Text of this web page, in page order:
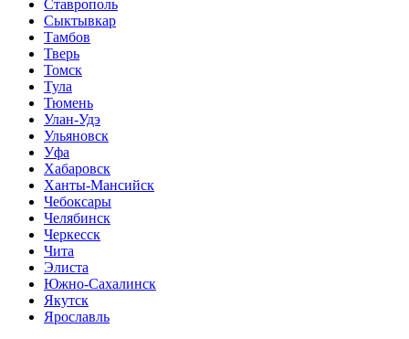
Ставрополь
Сыктывкар
Тамбов
Тверь
Томск
Тула
Тюмень
Улан-Удэ
Ульяновск
Уфа
Хабаровск
Ханты-Мансийск
Чебоксары
Челябинск
Черкесск
Чита
Элиста
Южно-Сахалинск
Якутск
Ярославль